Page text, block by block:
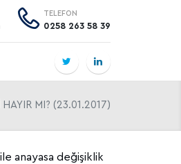
TELEFON
0258 263 58 39
HAYIR MI? (23.01.2017)
anayasa değişiklik